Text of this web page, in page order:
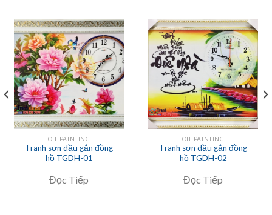
OIL PAINTING
Tranh sơn dầu gắn đồng
hồ TGDH-01
Đọc Tiếp
OIL PAINTING
Tranh sơn dầu gắn đồng
hồ TGDH-02
Đọc Tiếp